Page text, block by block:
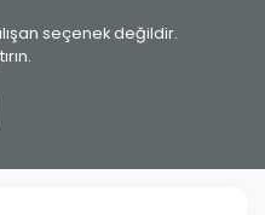
seçenek değildir.